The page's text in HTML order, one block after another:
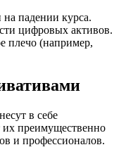
на падении курса.
цифровых активов.
плечо (например,
в себе
их преимущественно
и профессионалов.